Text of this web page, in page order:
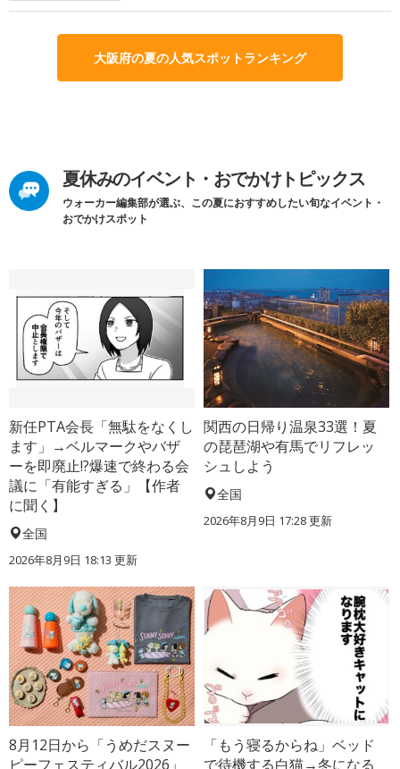
大阪府の夏の人気スポットランキング
夏休みのイベント・おでかけトピックス
ウォーカー編集部が選ぶ、この夏におすすめしたい旬なイベント・
おでかけスポット
新任PTA会長「無駄をなくし
ます」→ベルマークやバザ
ーを即廃止!?爆速で終わる会
議に「有能すぎる」【作者
に聞く】
全国
2026年8月9日 18:13 更新
関西の日帰り温泉33選！夏
の琵琶湖や有馬でリフレッ
シュしよう
全国
2026年8月9日 17:28更新
8月12日から「うめだスヌー
ピーフェスティバル2026」
「もう寝るからね」ベッド
で待機する白猫→冬になる